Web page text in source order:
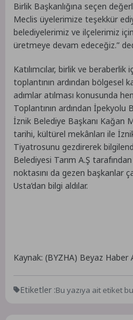
Birlik Başkanlığına seçen
Meclis üyelerimize teşekkür
belediyelerimiz ve ilçelerimiz
üretmeye devam edeceğiz.”
Katılımcılar, birlik ve
toplantının ardından bölgesel
adımlar atılması konusunda
Toplantının ardından İpekyolu
İznik Belediye Başkanı Kağan
tarihi, kültürel mekânları ile
Tiyatrosunu gezdirerek
Belediyesi Tarım A.Ş
noktasını da gezen başkanlar
Usta’dan bilgi aldılar.
Kaynak: (BYZHA) Beyaz Haber
Etiketler :Bu yazıya ait etiket